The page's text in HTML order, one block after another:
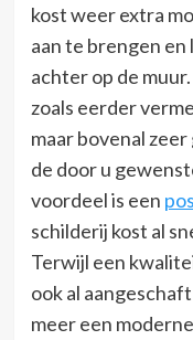
kost weer extra
aan te brengen en
achter op de
zoals eerder
maar bovenal
de door u
voordeel is een
schilderij kost al
Terwijl een
ook al
meer een